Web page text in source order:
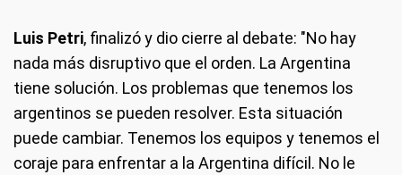
Luis Petri, finalizó y dio cierre al debate: "No hay
nada más disruptivo que el orden. La Argentina
tiene solución. Los problemas que tenemos los
argentinos se pueden resolver. Esta situación
puede cambiar. Tenemos los equipos y tenemos el
coraje para enfrentar a la Argentina difícil. No le